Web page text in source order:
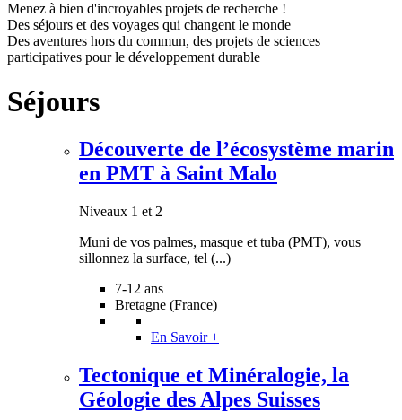
Secrets de la forêt : Au fil de l’Arbre
Origines, Provence, Nature (...)
Niveaux 1 et 2
Collection Au fil de l’Arbre - Aventure verticale au cœur du
Niveaux 1 et 2
Jurassic Base Camp
Trouve des fossiles en anglais ! Tu penses qu'être paléontologue
est un job de rêve ? Viens le confirmer sur une expédition sur la
En Savoir +
Sur les Traces de la Panthère des
Neiges - KirghizstanNiveau 4
Menez à bien d'incroyables projets de recherche !
Des séjours et des voyages qui changent le monde
Des aventures hors du commun, des projets de sciences
participatives pour le développement durable
Séjours
Découverte de l’écosystème marin
en PMT à Saint Malo
Niveaux 1 et 2
Muni de vos palmes, masque et tuba (PMT), vous
sillonnez la surface, tel (...)
7-12 ans
Bretagne (France)
En Savoir +
Tectonique et Minéralogie, la
Géologie des Alpes Suisses